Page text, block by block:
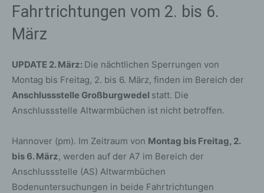
Fahrtrichtungen vom 2. bis 6.
März
UPDATE 2. März: Die nächtlichen Sperrungen von
Montag bis Freitag, 2. bis 6. März, finden im Bereich der
Anschlussstelle Großburgwedel statt. Die
Anschlussstelle Altwarmbüchen ist nicht betroffen.
Hannover (pm). Im Zeitraum von Montag bis Freitag, 2.
bis 6. März, werden auf der A7 im Bereich der
Anschlussstelle (AS) Altwarmbüchen
Bodenuntersuchungen in beide Fahrtrichtungen